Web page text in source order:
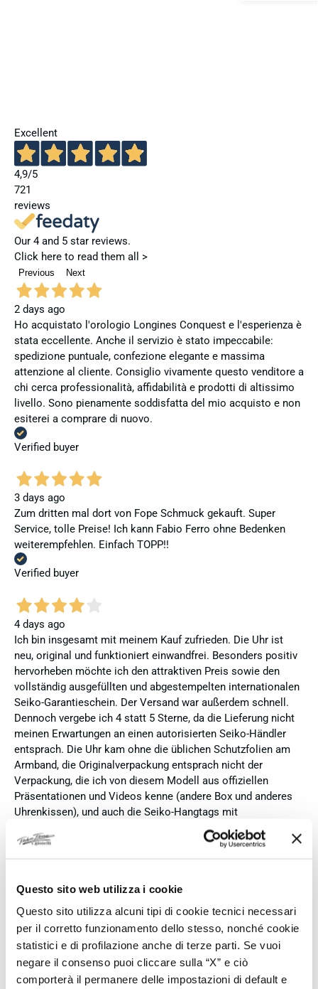
Questo sito web utilizza i cookie
Questo sito utilizza alcuni tipi di cookie tecnici necessari
per il corretto funzionamento dello stesso, nonché cookie
statistici e di profilazione anche di terze parti. Se vuoi
negare il consenso puoi cliccare sulla “X” e ciò
comporterà il permanere delle impostazioni di default e
Excellent
4,9/5
721
reviews
Our 4 and 5 star reviews.
Click here to read them all >
Previous Next
2 days ago
Ho acquistato l'orologio Longines Conquest e l'esperienza è
stata eccellente. Anche il servizio è stato impeccabile:
spedizione puntuale, confezione elegante e massima
attenzione al cliente. Consiglio vivamente questo venditore a
chi cerca professionalità, affidabilità e prodotti di altissimo
livello. Sono pienamente soddisfatta del mio acquisto e non
esiterei a comprare di nuovo.
Verified buyer
3 days ago
Zum dritten mal dort von Fope Schmuck gekauft. Super
Service, tolle Preise! Ich kann Fabio Ferro ohne Bedenken
weiterempfehlen. Einfach TOPP!!
Verified buyer
4 days ago
Ich bin insgesamt mit meinem Kauf zufrieden. Die Uhr ist
neu, original und funktioniert einwandfrei. Besonders positiv
hervorheben möchte ich den attraktiven Preis sowie den
vollständig ausgefüllten und abgestempelten internationalen
Seiko-Garantieschein. Der Versand war außerdem schnell.
Dennoch vergebe ich 4 statt 5 Sterne, da die Lieferung nicht
meinen Erwartungen an einen autorisierten Seiko-Händler
entsprach. Die Uhr kam ohne die üblichen Schutzfolien am
Armband, die Originalverpackung entsprach nicht der
Verpackung, die ich von diesem Modell aus offiziellen
Präsentationen und Videos kenne (andere Box und anderes
Uhrenkissen), und auch die Seiko-Hangtags mit
Modellinformationen fehlten. Die Uhr selbst ist in neuem
Zustand und weist keine Gebrauchsspuren auf. Dennoch
geliefert wird. Insgesamt empfehle ich den Händler aufgrund
des guten Preises und der seriösen Abwicklung, hoffe
jedoch, dass bei zukünftigen Bestellungen mehr Wert auf
eine vollständige und originale Präsentation gelegt wird.
Verified buyer